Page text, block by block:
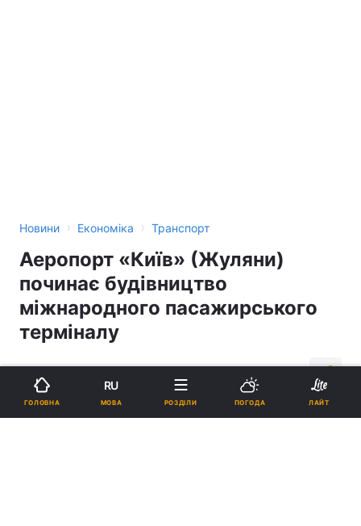
Новини › Економіка › Транспорт
Аеропорт «Київ» (Жуляни)
починає будівництво
міжнародного пасажирського
терміналу
Підпишіться на нас в Google
ГОЛОВНА
RU
МОВА РОЗДІЛИ ПОГОДА ЛАЙТ